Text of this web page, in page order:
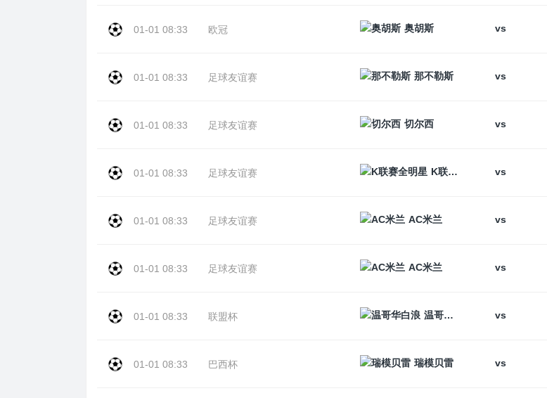
01-01 08:33 欧冠 奥胡斯 vs
01-01 08:33 足球友谊赛 那不勒斯 vs
01-01 08:33 足球友谊赛 切尔西 vs
01-01 08:33 足球友谊赛 K联赛全明星 vs
01-01 08:33 足球友谊赛 AC米兰 vs
01-01 08:33 足球友谊赛 AC米兰 vs
01-01 08:33 联盟杯 温哥华白浪 vs
01-01 08:33 巴西杯 瑞模贝雷 vs